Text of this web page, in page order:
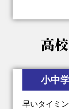
高
小中
早いタイミ